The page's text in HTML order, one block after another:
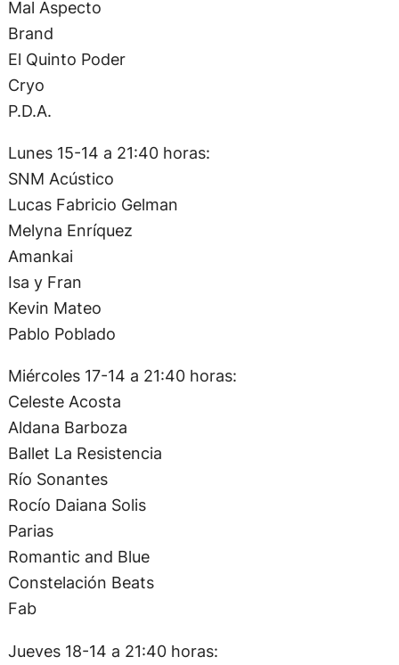
Mal Aspecto
Brand
El Quinto Poder
Cryo
P.D.A.
Lunes 15-14 a 21:40 horas:
SNM Acústico
Lucas Fabricio Gelman
Melyna Enríquez
Amankai
Isa y Fran
Kevin Mateo
Pablo Poblado
Miércoles 17-14 a 21:40 horas:
Celeste Acosta
Aldana Barboza
Ballet La Resistencia
Río Sonantes
Rocío Daiana Solis
Parias
Romantic and Blue
Constelación Beats
Fab
Jueves 18-14 a 21:40 horas: